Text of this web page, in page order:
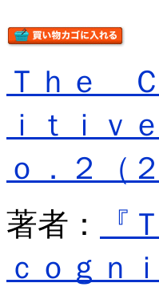
Ｔｈｅ
ｉｔｉ
ｏ．２（
著者：
『
ｃｏｇｎ